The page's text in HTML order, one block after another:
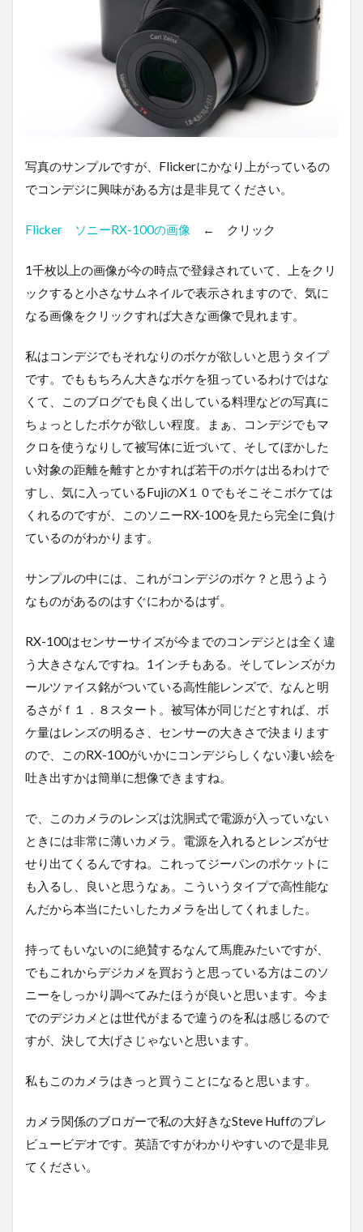
写真のサンプルですが、Flickerにかなり上がっているの
でコンデジに興味がある方は是非見てください。
Flicker ソニーRX-100の画像 ← クリック
1千枚以上の画像が今の時点で登録されていて、上をクリ
ックすると小さなサムネイルで表示されますので、気に
なる画像をクリックすれば大きな画像で見れます。
私はコンデジでもそれなりのボケが欲しいと思うタイプ
です。でももちろん大きなボケを狙っているわけではな
くて、このブログでも良く出している料理などの写真に
ちょっとしたボケが欲しい程度。まぁ、コンデジでもマ
クロを使うなりして被写体に近づいて、そしてぼかした
い対象の距離を離すとかすれば若干のボケは出るわけで
すし、気に入っているFujiのX１０でもそこそこボケては
くれるのですが、このソニーRX-100を見たら完全に負け
ているのがわかります。
サンプルの中には、これがコンデジのボケ？と思うよう
なものがあるのはすぐにわかるはず。
RX-100はセンサーサイズが今までのコンデジとは全く違
う大きさなんですね。1インチもある。そしてレンズがカ
ールツァイス銘がついている高性能レンズで、なんと明
るさがｆ１．８スタート。被写体が同じだとすれば、ボ
ケ量はレンズの明るさ、センサーの大きさで決まります
ので、このRX-100がいかにコンデジらしくない凄い絵を
吐き出すかは簡単に想像できますね。
で、このカメラのレンズは沈胴式で電源が入っていない
ときには非常に薄いカメラ。電源を入れるとレンズがせ
せり出てくるんですね。これってジーパンのポケットに
も入るし、良いと思うなぁ。こういうタイプで高性能な
んだから本当にたいしたカメラを出してくれました。
持ってもいないのに絶賛するなんて馬鹿みたいですが、
でもこれからデジカメを買おうと思っている方はこのソ
ニーをしっかり調べてみたほうが良いと思います。今ま
でのデジカメとは世代がまるで違うのを私は感じるので
すが、決して大げさじゃないと思います。
私もこのカメラはきっと買うことになると思います。
カメラ関係のブロガーで私の大好きなSteve Huffのプレ
ビュービデオです。英語ですがわかりやすいので是非見
てください。